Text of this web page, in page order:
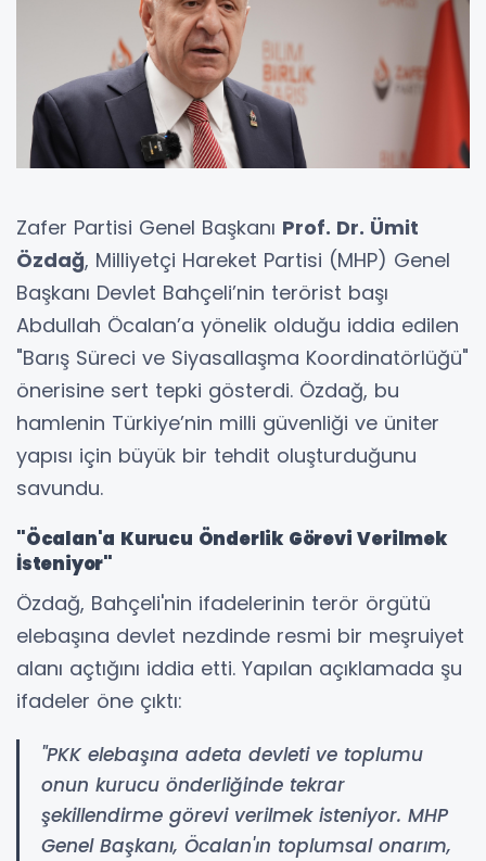
Zafer Partisi Genel Başkanı Prof. Dr. Ümit
Özdağ, Milliyetçi Hareket Partisi (MHP) Genel
Başkanı Devlet Bahçeli’nin terörist başı
Abdullah Öcalan’a yönelik olduğu iddia edilen
"Barış Süreci ve Siyasallaşma Koordinatörlüğü"
önerisine sert tepki gösterdi. Özdağ, bu
hamlenin Türkiye’nin milli güvenliği ve üniter
yapısı için büyük bir tehdit oluşturduğunu
savundu.
"Öcalan'a Kurucu Önderlik Görevi Verilmek
İsteniyor"
Özdağ, Bahçeli'nin ifadelerinin terör örgütü
elebaşına devlet nezdinde resmi bir meşruiyet
alanı açtığını iddia etti. Yapılan açıklamada şu
ifadeler öne çıktı:
"PKK elebaşına adeta devleti ve toplumu
onun kurucu önderliğinde tekrar
şekillendirme görevi verilmek isteniyor. MHP
Genel Başkanı, Öcalan'ın toplumsal onarım,